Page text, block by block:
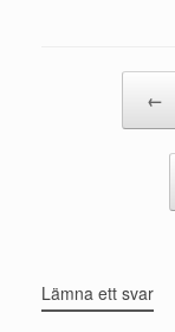
←
Lämna ett svar